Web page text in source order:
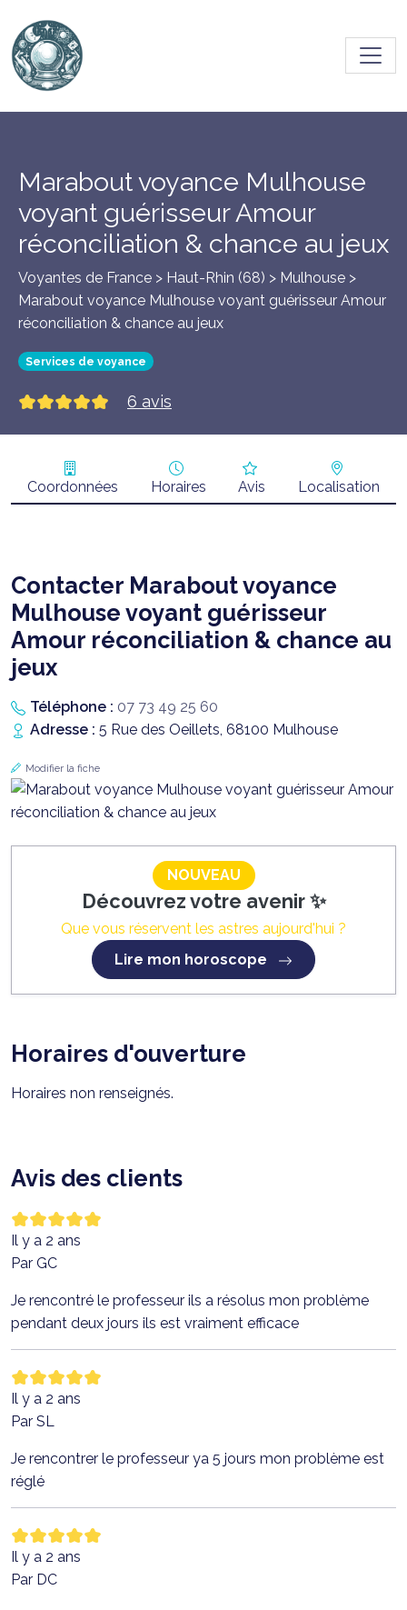
Marabout voyance Mulhouse
voyant guérisseur Amour
réconciliation & chance au jeux
Voyantes de France > Haut-Rhin (68) > Mulhouse >
Marabout voyance Mulhouse voyant guérisseur Amour
réconciliation & chance au jeux
Services de voyance
6 avis
Coordonnées Horaires Avis Localisation
Contacter Marabout voyance
Mulhouse voyant guérisseur
Amour réconciliation & chance au
jeux
Téléphone : 07 73 49 25 60
Adresse : 5 Rue des Oeillets, 68100 Mulhouse
Modifier la fiche
NOUVEAU
Découvrez votre avenir ✨
Que vous réservent les astres aujourd'hui ?
Lire mon horoscope
Horaires d'ouverture
Horaires non renseignés.
Avis des clients
Il y a 2 ans
Par GC
Je rencontré le professeur ils a résolus mon problème
pendant deux jours ils est vraiment efficace
Il y a 2 ans
Par SL
Je rencontrer le professeur ya 5 jours mon problème est
réglé
Il y a 2 ans
Par DC